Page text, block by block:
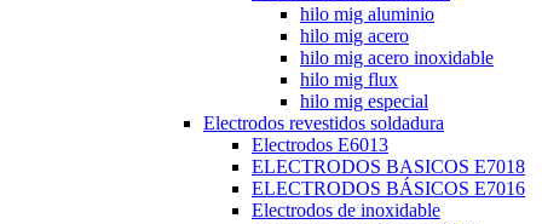
hilo mig aluminio
hilo mig acero
hilo mig acero inoxidable
hilo mig flux
hilo mig especial
Electrodos revestidos soldadura
Electrodos E6013
ELECTRODOS BASICOS E7018
ELECTRODOS BÁSICOS E7016
Electrodos de inoxidable